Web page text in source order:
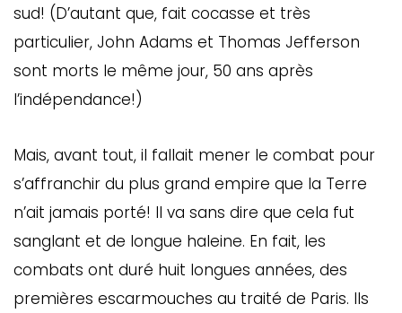
sud! (D’autant que, fait cocasse et très
particulier, John Adams et Thomas Jefferson
sont morts le même jour, 50 ans après
l’indépendance!)
Mais, avant tout, il fallait mener le combat pour
s’affranchir du plus grand empire que la Terre
n’ait jamais porté! Il va sans dire que cela fut
sanglant et de longue haleine. En fait, les
combats ont duré huit longues années, des
premières escarmouches au traité de Paris. Ils